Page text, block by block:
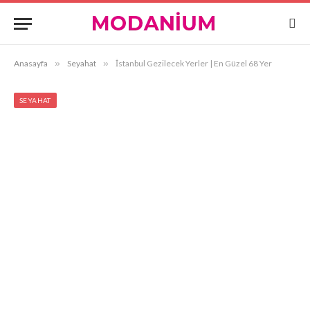
Anasayfa » Seyahat » İstanbul Gezilecek Yerler | En Güzel 68 Yer
SEYAHAT